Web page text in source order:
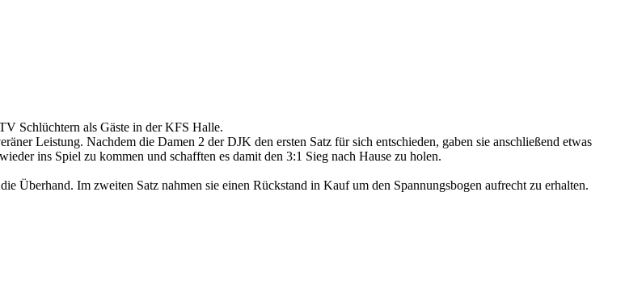
Schlüchtern als Gäste in der KFS Halle.
Leistung. Nachdem die Damen 2 der DJK den ersten Satz für sich entschieden, gaben sie anschließend etwas
ins Spiel zu kommen und schafften es damit den 3:1 Sieg nach Hause zu holen.
Überhand. Im zweiten Satz nahmen sie einen Rückstand in Kauf um den Spannungsbogen aufrecht zu erhalten.